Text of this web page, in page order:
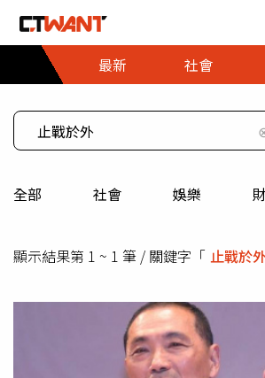
最新
社會
全部 社會 娛樂
顯示結果第 1 ~ 1 筆 / 關鍵字「 止戰於